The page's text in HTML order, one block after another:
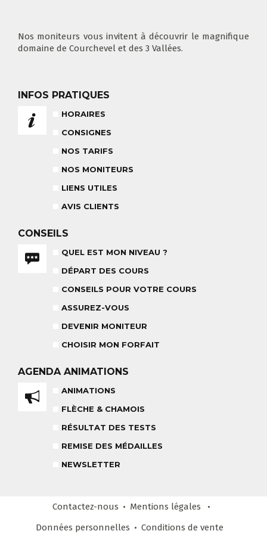
À SKI
NOS TARIFS
POUR CET HIVER
NOS MONITEURS
& PARTENAIRES
LIEUX DE RASSEMBLEMENTS
CONSEILS POUR VOTRE COURS
CONSEILS AUX PARENTS
ASSUREZ-VOUS
DEVENIR MONITEUR
TOUS LES JOURS
RÉSULTAT DES TESTS
LE VENDREDI
BABY CLUB
18 MOIS À 3 ANS
COURS DE SKI ENFANTS & TEAM
COURS PRIVÉ APRÈS-MIDI
À PARTIR DE 260€
Nos moniteurs vous invitent à découvrir le magnifique
domaine de Courchevel et des 3 Vallées.
INFOS PRATIQUES
HORAIRES
CONSIGNES
NOS TARIFS
NOS MONITEURS
LIENS UTILES
AVIS CLIENTS
CONSEILS
QUEL EST MON NIVEAU ?
DÉPART DES COURS
CONSEILS POUR VOTRE COURS
ASSUREZ-VOUS
DEVENIR MONITEUR
CHOISIR MON FORFAIT
AGENDA ANIMATIONS
ANIMATIONS
FLÈCHE & CHAMOIS
RÉSULTAT DES TESTS
REMISE DES MÉDAILLES
NEWSLETTER
Contactez-nous
Mentions légales
Données personnelles
Conditions de vente